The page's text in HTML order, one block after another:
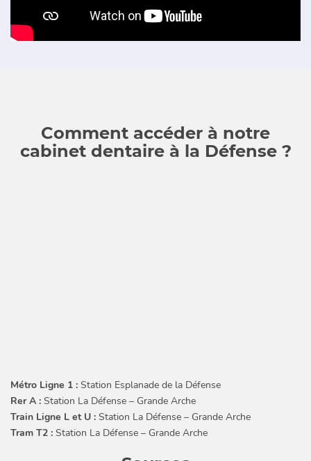
Comment accéder à notre
cabinet dentaire à la Défense ?
Métro Ligne 1 : Station Esplanade de la Défense
Rer A : Station La Défense – Grande Arche
Train Ligne L et U : Station La Défense – Grande Arche
Tram T2 : Station La Défense – Grande Arche